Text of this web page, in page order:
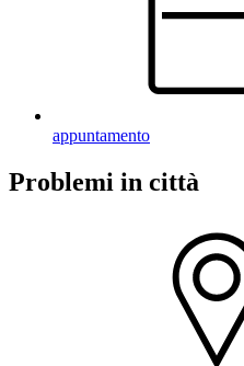
appuntamento
Problemi in città